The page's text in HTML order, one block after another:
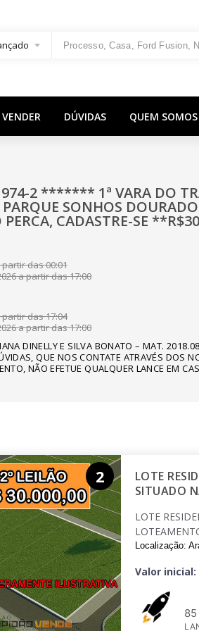
DÚVIDAS QUEM SOMOS
2 ******* 1ª VARA DO
SONHOS
PERCA, CADASTRE-SE
das 00:01
a partir das 17:00
das 17:04
a partir das 17:00
DINELLY E SILVA BONATO – MAT.
QUE NOS CONTATE ATRAVÉS DOS
NÃO EFETUE QUALQUER LANCE EM
2
LOTE
SITUADO
LOTE
Localização:
Valor inicial:
85